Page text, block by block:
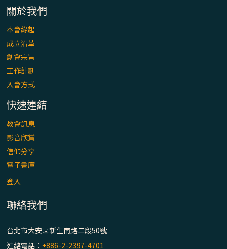
關於我們
本會緣起
成立沿革
創會宗旨
工作計劃
入會方式
快速連結
教會訊息
影音欣賞
信仰分享
電子書庫
登入
聯絡我們
台北市大安區新生南路二段50號
連絡電話： +886-2-2397-4701